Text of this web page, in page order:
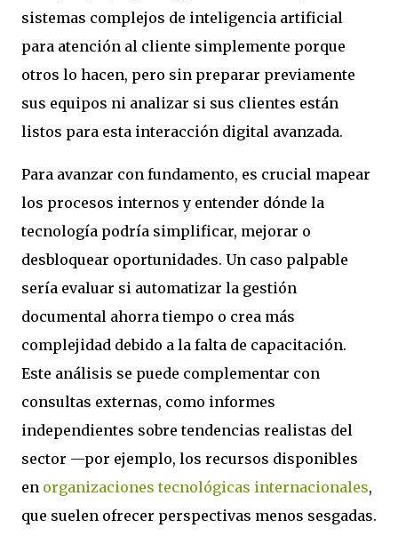
sistemas complejos de inteligencia artificial
para atención al cliente simplemente porque
otros lo hacen, pero sin preparar previamente
sus equipos ni analizar si sus clientes están
listos para esta interacción digital avanzada.
Para avanzar con fundamento, es crucial mapear
los procesos internos y entender dónde la
tecnología podría simplificar, mejorar o
desbloquear oportunidades. Un caso palpable
sería evaluar si automatizar la gestión
documental ahorra tiempo o crea más
complejidad debido a la falta de capacitación.
Este análisis se puede complementar con
consultas externas, como informes
independientes sobre tendencias realistas del
sector —por ejemplo, los recursos disponibles
en organizaciones tecnológicas internacionales,
que suelen ofrecer perspectivas menos sesgadas.